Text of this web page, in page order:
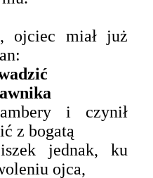
ojciec miał już
i czynił
z bogatą
jednak, ku
ojca,